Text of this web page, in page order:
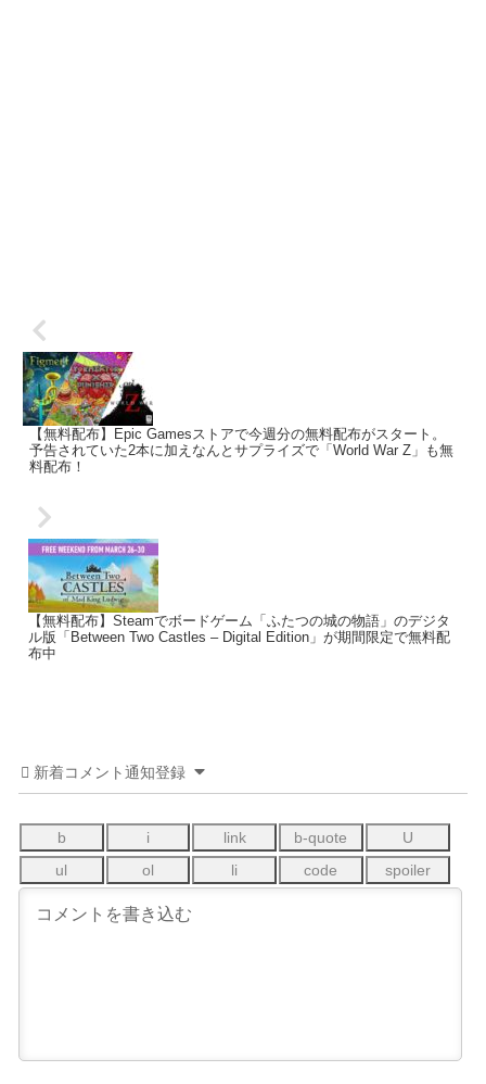
【無料配布】Epic Gamesストアで今週分の無料配布がスタート。
予告されていた2本に加えなんとサプライズで「World War Z」も無
料配布！
【無料配布】Steamでボードゲーム「ふたつの城の物語」のデジタ
ル版「Between Two Castles – Digital Edition」が期間限定で無料配
布中
新着コメント通知登録